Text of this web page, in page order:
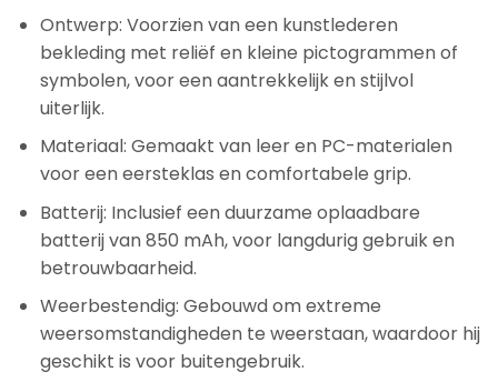
Ontwerp: Voorzien van een kunstlederen
bekleding met reliëf en kleine pictogrammen of
symbolen, voor een aantrekkelijk en stijlvol
uiterlijk.
Materiaal: Gemaakt van leer en PC-materialen
voor een eersteklas en comfortabele grip.
Batterij: Inclusief een duurzame oplaadbare
batterij van 850 mAh, voor langdurig gebruik en
betrouwbaarheid.
Weerbestendig: Gebouwd om extreme
weersomstandigheden te weerstaan, waardoor hij
geschikt is voor buitengebruik.